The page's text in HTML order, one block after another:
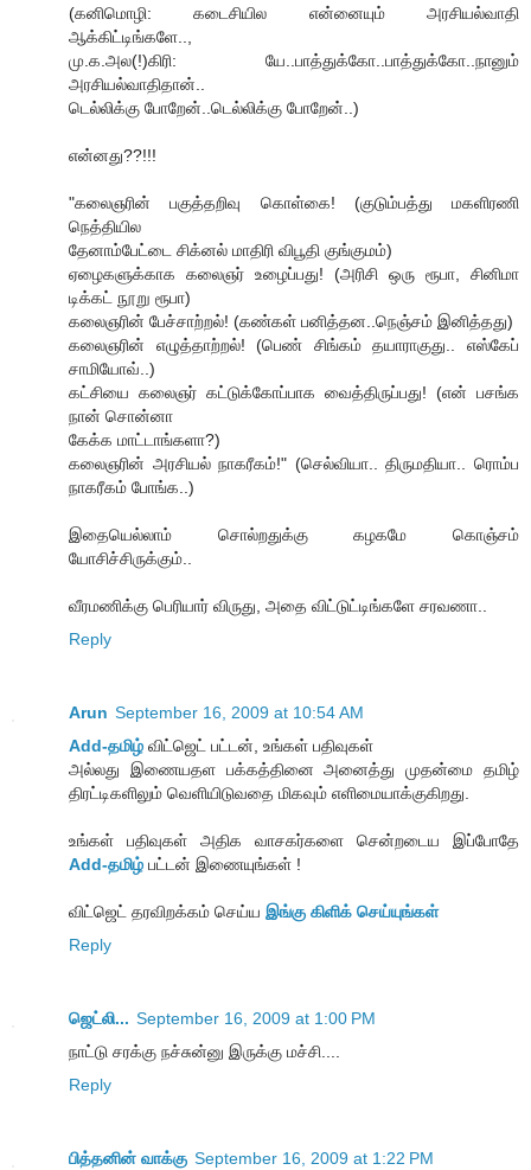
(கனிமொழி: கடைசியில என்னையும் அரசியல்வாதி
ஆக்கிட்டிங்களே..,
மு.க.அல(!)கிரி: யே..பாத்துக்கோ..பாத்துக்கோ..நானும்
அரசியல்வாதிதான்..
டெல்லிக்கு போறேன்..டெல்லிக்கு போறேன்..)
என்னது??!!!
"கலைஞரின் பகுத்தறிவு கொள்கை! (குடும்பத்து மகளிரணி
நெத்தியில
தேனாம்பேட்டை சிக்னல் மாதிரி விபூதி குங்குமம்)
ஏழைகளுக்காக கலைஞர் உழைப்பது! (அரிசி ஒரு ரூபா, சினிமா
டிக்கட் நூறு ரூபா)
கலைஞரின் பேச்சாற்றல்! (கண்கள் பனித்தன..நெஞ்சம் இனித்தது)
கலைஞரின் எழுத்தாற்றல்! (பெண் சிங்கம் தயாராகுது.. எஸ்கேப்
சாமியோவ்..)
கட்சியை கலைஞர் கட்டுக்கோப்பாக வைத்திருப்பது! (என் பசங்க
நான் சொன்னா
கேக்க மாட்டாங்களா?)
கலைஞரின் அரசியல் நாகரீகம்!" (செல்வியா.. திருமதியா.. ரொம்ப
நாகரீகம் போங்க..)
இதையெல்லாம் சொல்றதுக்கு கழகமே கொஞ்சம்
யோசிச்சிருக்கும்..
வீரமணிக்கு பெரியார் விருது, அதை விட்டுட்டிங்களே சரவணா..
Reply
Arun September 16, 2009 at 10:54 AM
Add-தமிழ் விட்ஜெட் பட்டன், உங்கள் பதிவுகள்
அல்லது இணையதள பக்கத்தினை அனைத்து முதன்மை தமிழ்
திரட்டிகளிலும் வெளியிடுவதை மிகவும் எளிமையாக்குகிறது.
உங்கள் பதிவுகள் அதிக வாசகர்களை சென்றடைய இப்போதே
Add-தமிழ் பட்டன் இணையுங்கள் !
விட்ஜெட் தரவிறக்கம் செய்ய இங்கு கிளிக் செய்யுங்கள்
Reply
ஜெட்லி... September 16, 2009 at 1:00 PM
நாட்டு சரக்கு நச்சுன்னு இருக்கு மச்சி....
Reply
பித்தனின் வாக்கு September 16, 2009 at 1:22 PM